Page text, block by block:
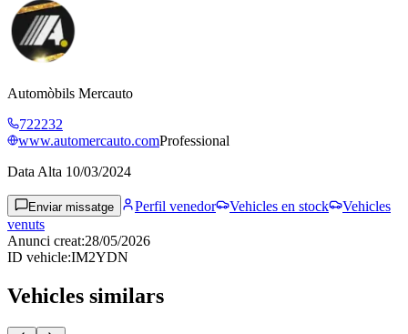
Automòbils Mercauto
722232
www.automercauto.comProfessional
Data Alta 10/03/2024
Enviar missatge Perfil venedor Vehicles en stock
Vehicles
venuts
Anunci creat:28/05/2026
ID vehicle:IM2YDN
Vehicles similars